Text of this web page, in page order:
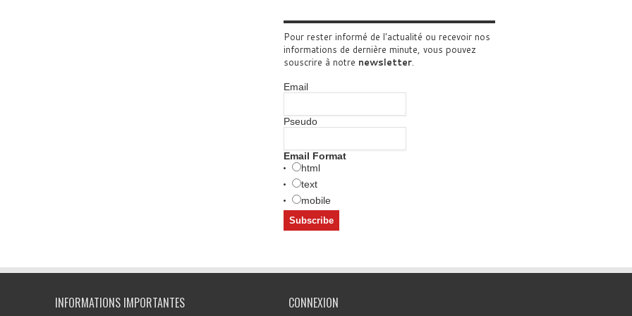
Pour rester informé de l'actualité ou recevoir nos
informations de dernière minute, vous pouvez
souscrire à notre newsletter.
Email
Pseudo
Email Format
html
text
mobile
INFORMATIONS IMPORTANTES CONNEXION